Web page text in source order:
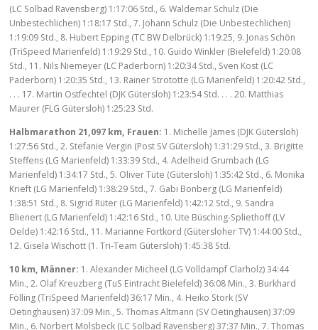
(LC Solbad Ravensberg) 1:17:06 Std., 6. Waldemar Schulz (Die
Unbestechlichen) 1:18:17 Std., 7. Johann Schulz (Die Unbestechlichen)
1:19:09 Std., 8. Hubert Epping (TC BW Delbrück) 1:19:25, 9. Jonas Schön
(TriSpeed Marienfeld) 1:19:29 Std., 10. Guido Winkler (Bielefeld) 1:20:08
Std., 11. Nils Niemeyer (LC Paderborn) 1:20:34 Std., Sven Kost (LC
Paderborn) 1:20:35 Std., 13. Rainer Strototte (LG Marienfeld) 1:20:42 Std.,
. . . 17. Martin Ostfechtel (DJK Gütersloh) 1:23:54 Std. . . . 20. Matthias
Maurer (FLG Gütersloh) 1:25:23 Std.
Halbmarathon 21,097 km, Frauen: 1. Michelle James (DJK Gütersloh)
1:27:56 Std., 2. Stefanie Vergin (Post SV Gütersloh) 1:31:29 Std., 3. Brigitte
Steffens (LG Marienfeld) 1:33:39 Std., 4. Adelheid Grumbach (LG
Marienfeld) 1:34:17 Std., 5. Oliver Tüte (Gütersloh) 1:35:42 Std., 6. Monika
Krieft (LG Marienfeld) 1:38:29 Std., 7. Gabi Bonberg (LG Marienfeld)
1:38:51 Std., 8. Sigrid Rüter (LG Marienfeld) 1:42:12 Std., 9. Sandra
Blienert (LG Marienfeld) 1:42:16 Std., 10. Ute Büsching-Spliethoff (LV
Oelde) 1:42:16 Std., 11. Marianne Fortkord (Gütersloher TV) 1:44:00 Std.,
12. Gisela Wischott (1. Tri-Team Gütersloh) 1:45:38 Std.
10 km, Männer: 1. Alexander Micheel (LG Volldampf Clarholz) 34:44
Min., 2. Olaf Kreuzberg (TuS Eintracht Bielefeld) 36:08 Min., 3. Burkhard
Fölling (TriSpeed Marienfeld) 36:17 Min., 4. Heiko Stork (SV
Oetinghausen) 37:09 Min., 5. Thomas Altmann (SV Oetinghausen) 37:09
Min., 6. Norbert Molsbeck (LC Solbad Ravensberg) 37:37 Min., 7. Thomas